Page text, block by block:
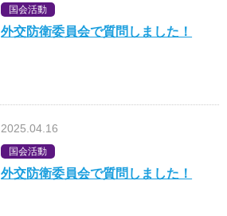
国会活動
外交防衛委員会で質問しました！
2025.04.16
国会活動
外交防衛委員会で質問しました！